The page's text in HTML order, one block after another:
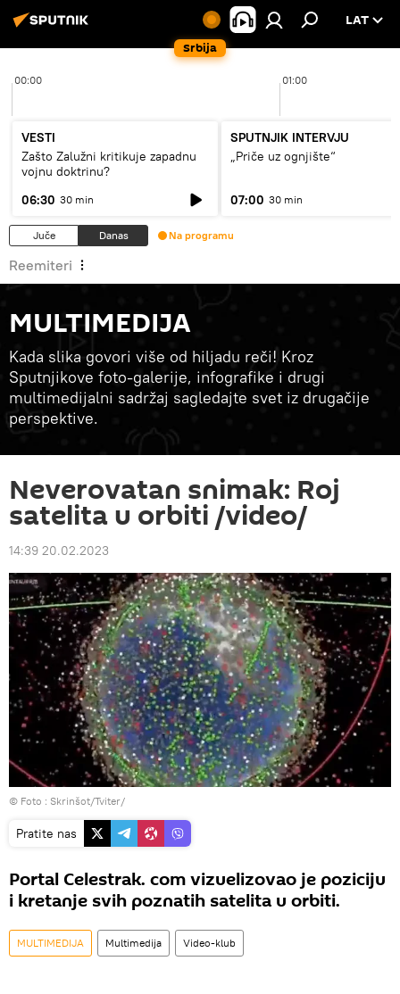
Srbija
LAT
00:00 01:00
VESTI
Zašto Zalužni kritikuje zapadnu
vojnu doktrinu?
06:30 30 min
SPUTNJIK INTERVJU
„Priče uz ognjište“
07:00 30 min
Juče Danas Na programu
Reemiteri
MULTIMEDIJA
Kada slika govori više od hiljadu reči! Kroz
Sputnjikove foto-galerije, infografike i drugi
multimedijalni sadržaj sagledajte svet iz drugačije
perspektive.
Neverovatan snimak: Roj
satelita u orbiti /video/
14:39 20.02.2023
© Foto : Skrinšot/Tviter/
Pratite nas
Portal Celestrak. com vizuelizovao je poziciju
i kretanje svih poznatih satelita u orbiti.
MULTIMEDIJA Multimedija Video-klub